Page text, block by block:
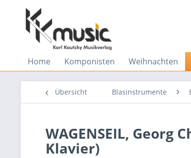
Home Komponisten Weihnachten
Übersicht Blasinstrumente
WAGENSEIL, Georg
Klavier)